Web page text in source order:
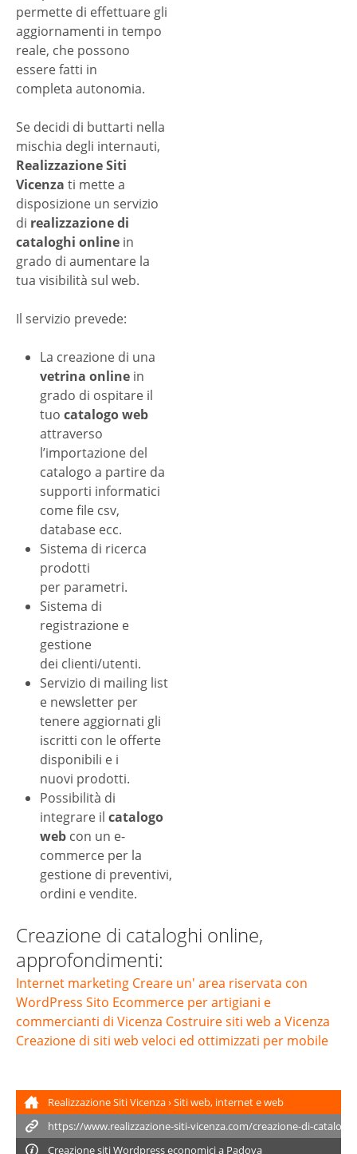
permette di effettuare gli
aggiornamenti in tempo
reale, che possono
essere fatti in
completa autonomia.
Se decidi di buttarti nella
mischia degli internauti,
Realizzazione Siti
Vicenza ti mette a
disposizione un servizio
di realizzazione di
cataloghi online in
grado di aumentare la
tua visibilità sul web.
Il servizio prevede:
La creazione di una
vetrina online in
grado di ospitare il
tuo catalogo web
attraverso
l’importazione del
catalogo a partire da
supporti informatici
come file csv,
database ecc.
Sistema di ricerca
prodotti
per parametri.
Sistema di
registrazione e
gestione
dei clienti/utenti.
Servizio di mailing list
e newsletter per
tenere aggiornati gli
iscritti con le offerte
disponibili e i
nuovi prodotti.
Possibilità di
integrare il catalogo
web con un e-
commerce per la
gestione di preventivi,
ordini e vendite.
Creazione di cataloghi online,
approfondimenti:
Internet marketing Creare un' area riservata con
WordPress Sito Ecommerce per artigiani e
commercianti di Vicenza Costruire siti web a Vicenza
Creazione di siti web veloci ed ottimizzati per mobile
Realizzazione Siti Vicenza›Siti web, internet e web
marketing›Creazione di cataloghi online
Creazione sitiWordpresseconomici a Padova